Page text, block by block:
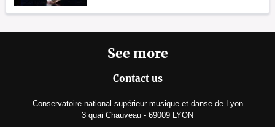
See more
Contact us
Conservatoire national supérieur musique et danse de Lyon
3 quai Chauveau - 69009 LYON